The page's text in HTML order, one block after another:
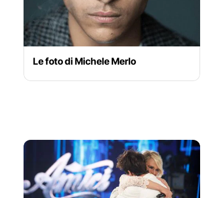
Le foto di Michele Merlo